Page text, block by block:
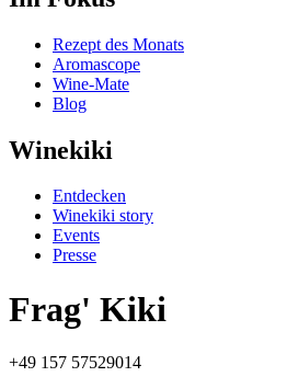
Rezept des Monats
Aromascope
Wine-Mate
Blog
Winekiki
Entdecken
Winekiki story
Events
Presse
Frag' Kiki
+49 157 57529014